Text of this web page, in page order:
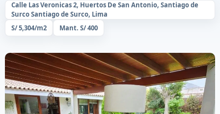
Calle Las Veronicas 2, Huertos De San Antonio, Santiago de
Surco Santiago de Surco, Lima
S/ 5,304/m2
Mant. S/ 400